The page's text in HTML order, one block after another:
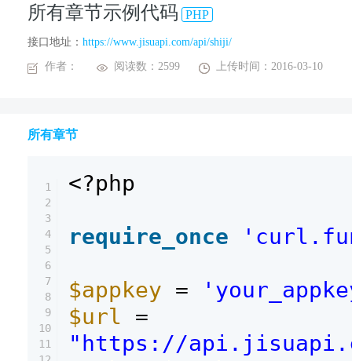
所有章节示例代码 PHP
接口地址： https://www.jisuapi.com/api/shiji/
作者： 阅读数：2599 上传时间：2016-03-10
所有章节
1
2
3
4
5
6
7
8
9
10
11
<?php
require_once
$appkey =
$url
=
"https://